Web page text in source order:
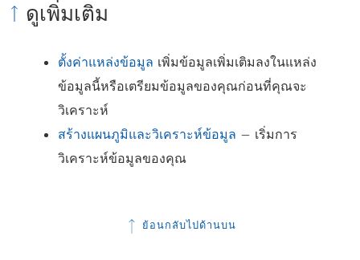
ดูเพิ่มเติม
ตั้งค่าแหล่งข้อมูล เพิ่มข้อมูลเพิ่มเติมลงในแหล่ง
ข้อมูลนี้หรือเตรียมข้อมูลของคุณก่อนที่คุณจะ
วิเคราะห์
สร้างแผนภูมิและวิเคราะห์ข้อมูล – เริ่มการ
วิเคราะห์ข้อมูลของคุณ
ย้อนกลับไปด้านบน